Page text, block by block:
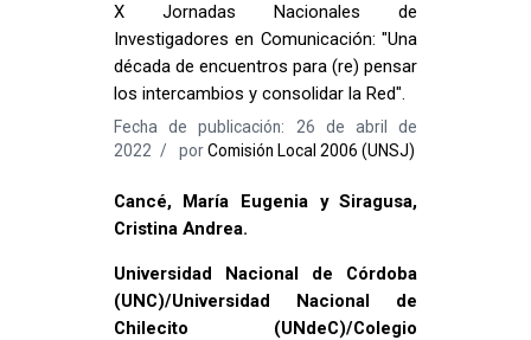
X Jornadas Nacionales de
Investigadores en Comunicación: "Una
década de encuentros para (re) pensar
los intercambios y consolidar la Red".
Fecha de publicación: 26 de abril de
2022
porComisión Local 2006 (UNSJ)
Cancé, María Eugenia y Siragusa,
Cristina Andrea.
Universidad Nacional de Córdoba
(UNC)/Universidad Nacional de
Chilecito (UNdeC)/Colegio